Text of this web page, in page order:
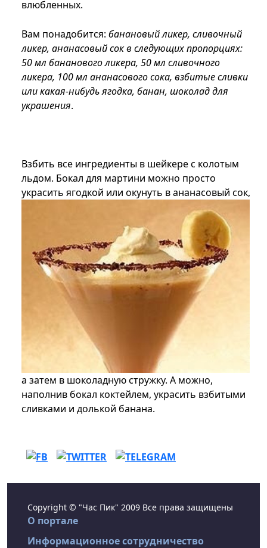
влюбленных.
Вам понадобится: банановый ликер, сливочный
ликер, ананасовый сок в следующих пропорциях:
50 мл бананового ликера, 50 мл сливочного
ликера, 100 мл ананасового сока, взбитые сливки
или какая-нибудь ягодка, банан, шоколад для
украшения.
Взбить все ингредиенты в шейкере с колотым
льдом. Бокал для мартини можно просто
украсить ягодкой или окунуть в ананасовый сок,
а затем в шоколадную стружку. А можно,
наполнив бокал коктейлем, украсить взбитыми
сливками и долькой банана.
Copyright © "Час Пик" 2009 Все права защищены
О портале
Информационное сотрудничество